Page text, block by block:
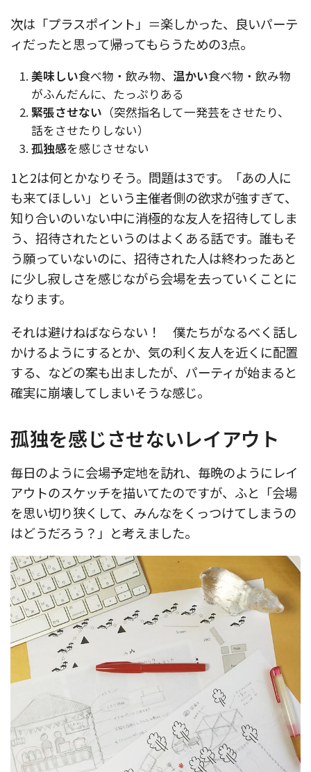
次は「プラスポイント」＝楽しかった、良いパーテ
ィだったと思って帰ってもらうための3点。
美味しい食べ物・飲み物、 温かい食べ物・飲み物
がふんだんに、たっぷりある
緊張させない （突然指名して一発芸をさせたり、
話をさせたりしない）
孤独感を感じさせない
1と2は何とかなりそう。問題は3です。「あの人に
も来てほしい」という主催者側の欲求が強すぎて、
知り合いのいない中に消極的な友人を招待してしま
う、招待されたというのはよくある話です。誰もそ
う願っていないのに、招待された人は終わったあと
に少し寂しさを感じながら会場を去っていくことに
なります。
それは避けねばならない！ 僕たちがなるべく話し
かけるようにするとか、気の利く友人を近くに配置
する、などの案も出ましたが、パーティが始まると
確実に崩壊してしまいそうな感じ。
孤独を感じさせないレイアウト
毎日のように会場予定地を訪れ、毎晩のようにレイ
アウトのスケッチを描いてたのですが、ふと「会場
を思い切り狭くして、みんなをくっつけてしまうの
はどうだろう？」と考えました。